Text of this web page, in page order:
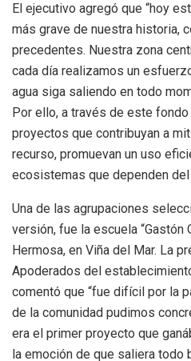
El ejecutivo agregó que “hoy
más grave de nuestra historia,
precedentes. Nuestra zona
cada día realizamos un
agua siga saliendo en todo
Por ello, a través de este
proyectos que contribuyan a
recurso, promuevan un uso
ecosistemas que dependen del
Una de las agrupaciones
versión, fue la escuela “Gastón
Hermosa, en Viña del Mar. La
Apoderados del
comentó que “fue difícil por la
de la comunidad pudimos
era el primer proyecto que
la emoción de que saliera todo